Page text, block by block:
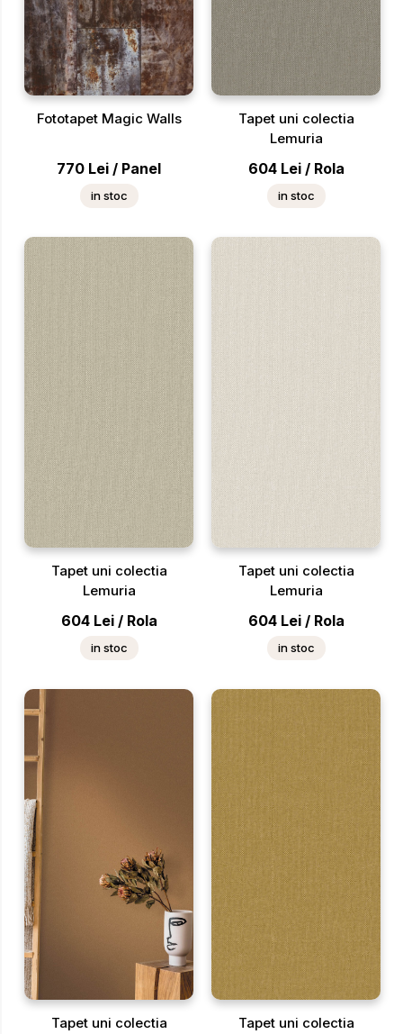
Fototapet Magic Walls
770 Lei / Panel
in stoc
Tapet uni colectia
Lemuria
604 Lei / Rola
in stoc
Tapet uni colectia
Lemuria
604 Lei / Rola
in stoc
Tapet uni colectia
Lemuria
604 Lei / Rola
in stoc
Tapet uni colectia Tapet uni colectia